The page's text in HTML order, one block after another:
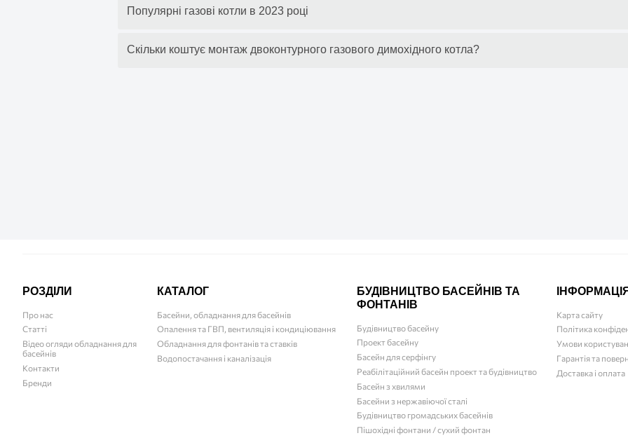
Популярні газові котли в 2023 році
Скільки коштує монтаж двоконтурного газового димохідного котла?
РОЗДІЛИ
Про нас
Статті
Відео огляди обладнання для
басейнів
Контакти
Бренди
КАТАЛОГ
Басейни, обладнання для басейнів
Опалення та ГВП, вентиляція і кондиціювання
Обладнання для фонтанів та ставків
Водопостачання і каналізація
БУДІВНИЦТВО БАСЕЙНІВ ТА
ФОНТАНІВ
Будівництво басейну
Проект басейну
Басейн для серфінгу
Реабілітаційний басейн проект та будівництво
Басейн з хвилями
Басейни з нержавіючої сталі
Будівництво громадських басейнів
Пішохідні фонтани / сухий фонтан
Карта сайту
Політика
Умови
Гарантія та
Доставка і оплата